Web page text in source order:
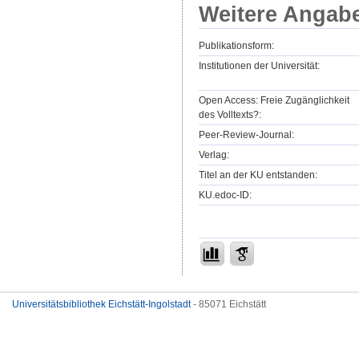
Weitere
Publikationsform:
Institutionen der Universität:
Open Access: Freie Zugänglichkeit
des Volltexts?:
Peer-Review-Journal:
Verlag:
Titel an der KU entstanden:
KU.edoc-ID:
Universitätsbibliothek Eichstätt-Ingolstadt- 85071 Eichstätt